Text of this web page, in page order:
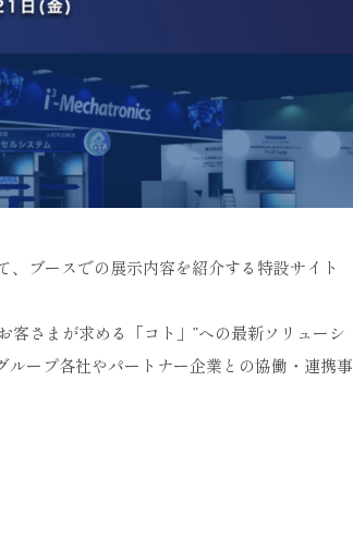
ブースでの展示内容を紹介する特設サイト
さまが求める「コト」”への最新ソリューシ
ープ各社やパートナー企業との協働・連携事